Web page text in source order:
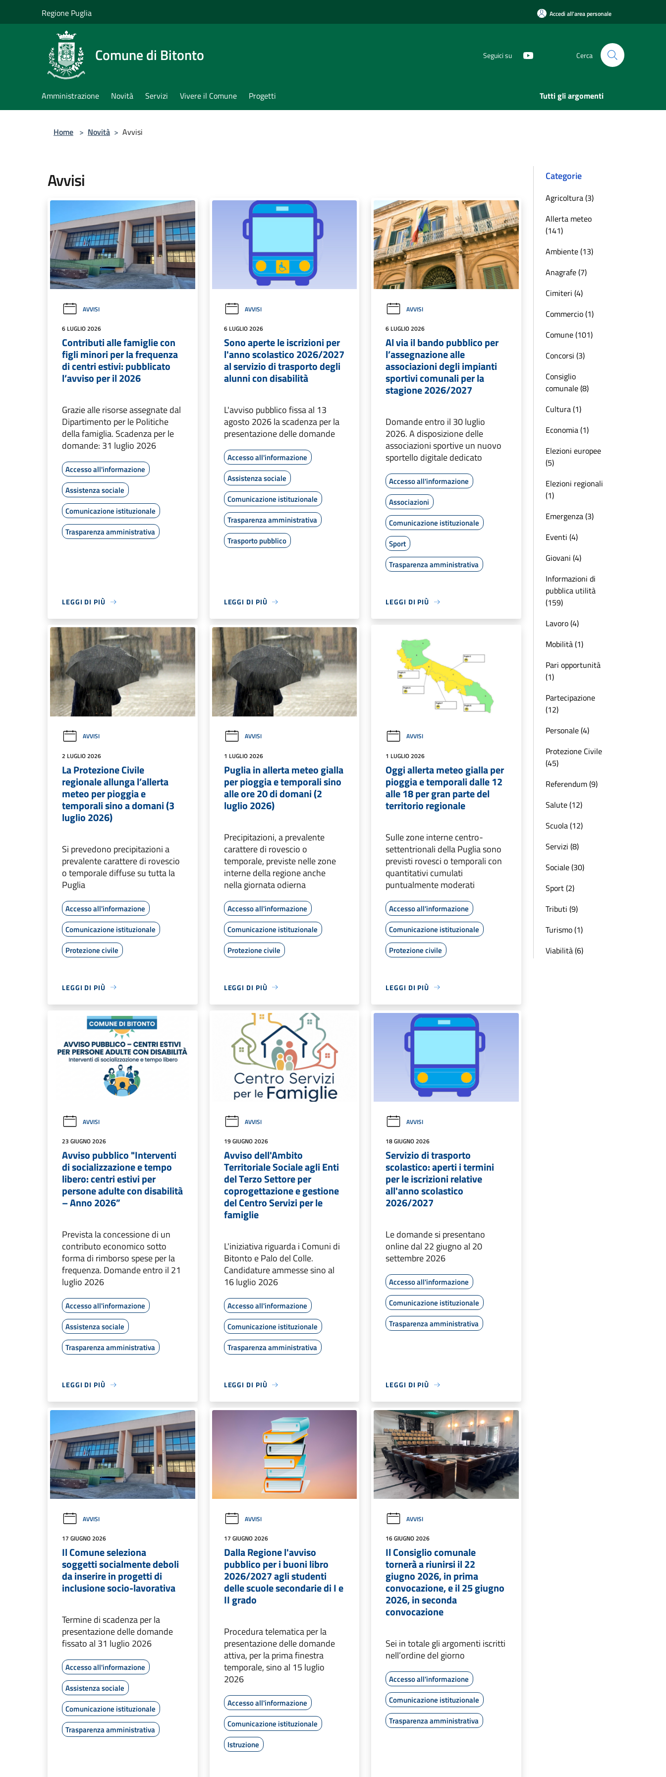
Regione Puglia Accedi all'area personale
Comune di Bitonto Seguici su Cerca
Amministrazione Novità Servizi Vivere il Comune Progetti Tutti gli argomenti
Home > Novità > Avvisi
Avvisi
AVVISI
6 LUGLIO 2026
Contributi alle famiglie con
figli minori per la frequenza
di centri estivi: pubblicato
l’avviso per il 2026
Grazie alle risorse assegnate dal
Dipartimento per le Politiche
della famiglia. Scadenza per le
domande: 31 luglio 2026
Accesso all'informazione
Assistenza sociale
Comunicazione istituzionale
Trasparenza amministrativa
LEGGI DI PIÙ
AVVISI
6 LUGLIO 2026
Sono aperte le iscrizioni per
l'anno scolastico 2026/2027
al servizio di trasporto degli
alunni con disabilità
L'avviso pubblico fissa al 13
agosto 2026 la scadenza per la
presentazione delle domande
Accesso all'informazione
Assistenza sociale
Comunicazione istituzionale
Trasparenza amministrativa
Trasporto pubblico
LEGGI DI PIÙ
AVVISI
6 LUGLIO 2026
Al via il bando pubblico per
l’assegnazione alle
associazioni degli impianti
sportivi comunali per la
stagione 2026/2027
Domande entro il 30 luglio
2026. A disposizione delle
associazioni sportive un nuovo
sportello digitale dedicato
Accesso all'informazione
Associazioni
Comunicazione istituzionale
Sport
Trasparenza amministrativa
LEGGI DI PIÙ
AVVISI
2 LUGLIO 2026
La Protezione Civile
regionale allunga l’allerta
meteo per pioggia e
temporali sino a domani (3
luglio 2026)
Si prevedono precipitazioni a
prevalente carattere di rovescio
o temporale diffuse su tutta la
Puglia
Accesso all'informazione
Comunicazione istituzionale
Protezione civile
LEGGI DI PIÙ
AVVISI
1 LUGLIO 2026
Puglia in allerta meteo gialla
per pioggia e temporali sino
alle ore 20 di domani (2
luglio 2026)
Precipitazioni, a prevalente
carattere di rovescio o
temporale, previste nelle zone
interne della regione anche
nella giornata odierna
Accesso all'informazione
Comunicazione istituzionale
Protezione civile
LEGGI DI PIÙ
AVVISI
1 LUGLIO 2026
Oggi allerta meteo gialla per
pioggia e temporali dalle 12
alle 18 per gran parte del
territorio regionale
Sulle zone interne centro-
settentrionali della Puglia sono
previsti rovesci o temporali con
quantitativi cumulati
puntualmente moderati
Accesso all'informazione
Comunicazione istituzionale
Protezione civile
LEGGI DI PIÙ
AVVISI
23 GIUGNO 2026
Avviso pubblico "Interventi
di socializzazione e tempo
libero: centri estivi per
persone adulte con disabilità
– Anno 2026”
Prevista la concessione di un
contributo economico sotto
forma di rimborso spese per la
frequenza. Domande entro il 21
luglio 2026
Accesso all'informazione
Assistenza sociale
Trasparenza amministrativa
LEGGI DI PIÙ
AVVISI
19 GIUGNO 2026
Avviso dell'Ambito
Territoriale Sociale agli Enti
del Terzo Settore per
coprogettazione e gestione
del Centro Servizi per le
famiglie
L'iniziativa riguarda i Comuni di
Bitonto e Palo del Colle.
Candidature ammesse sino al
16 luglio 2026
Accesso all'informazione
Comunicazione istituzionale
Trasparenza amministrativa
LEGGI DI PIÙ
AVVISI
18 GIUGNO 2026
Servizio di trasporto
scolastico: aperti i termini
per le iscrizioni relative
all'anno scolastico
2026/2027
Le domande si presentano
online dal 22 giugno al 20
settembre 2026
Accesso all'informazione
Comunicazione istituzionale
Trasparenza amministrativa
LEGGI DI PIÙ
AVVISI
17 GIUGNO 2026
Il Comune seleziona
soggetti socialmente deboli
da inserire in progetti di
inclusione socio-lavorativa
Termine di scadenza per la
presentazione delle domande
fissato al 31 luglio 2026
Accesso all'informazione
Assistenza sociale
Comunicazione istituzionale
Trasparenza amministrativa
AVVISI
17 GIUGNO 2026
Dalla Regione l'avviso
pubblico per i buoni libro
2026/2027 agli studenti
delle scuole secondarie di I e
II grado
Procedura telematica per la
presentazione delle domande
attiva, per la prima finestra
temporale, sino al 15 luglio
2026
Accesso all'informazione
Comunicazione istituzionale
Istruzione
AVVISI
16 GIUGNO 2026
Il Consiglio comunale
tornerà a riunirsi il 22
giugno 2026, in prima
convocazione, e il 25 giugno
2026, in seconda
convocazione
Sei in totale gli argomenti iscritti
nell’ordine del giorno
Accesso all'informazione
Comunicazione istituzionale
Trasparenza amministrativa
Categorie
Agricoltura (3)
Allerta meteo
(141)
Ambiente (13)
Anagrafe (7)
Cimiteri (4)
Commercio (1)
Comune (101)
Concorsi (3)
Consiglio
comunale (8)
Cultura (1)
Economia (1)
Elezioni europee
(5)
Elezioni regionali
(1)
Emergenza (3)
Eventi (4)
Giovani (4)
Informazioni di
pubblica utilità
(159)
Lavoro (4)
Mobilità (1)
Pari opportunità
(1)
Partecipazione
(12)
Personale (4)
Protezione Civile
(45)
Referendum (9)
Salute (12)
Scuola (12)
Servizi (8)
Sociale (30)
Sport (2)
Tributi (9)
Turismo (1)
Viabilità (6)